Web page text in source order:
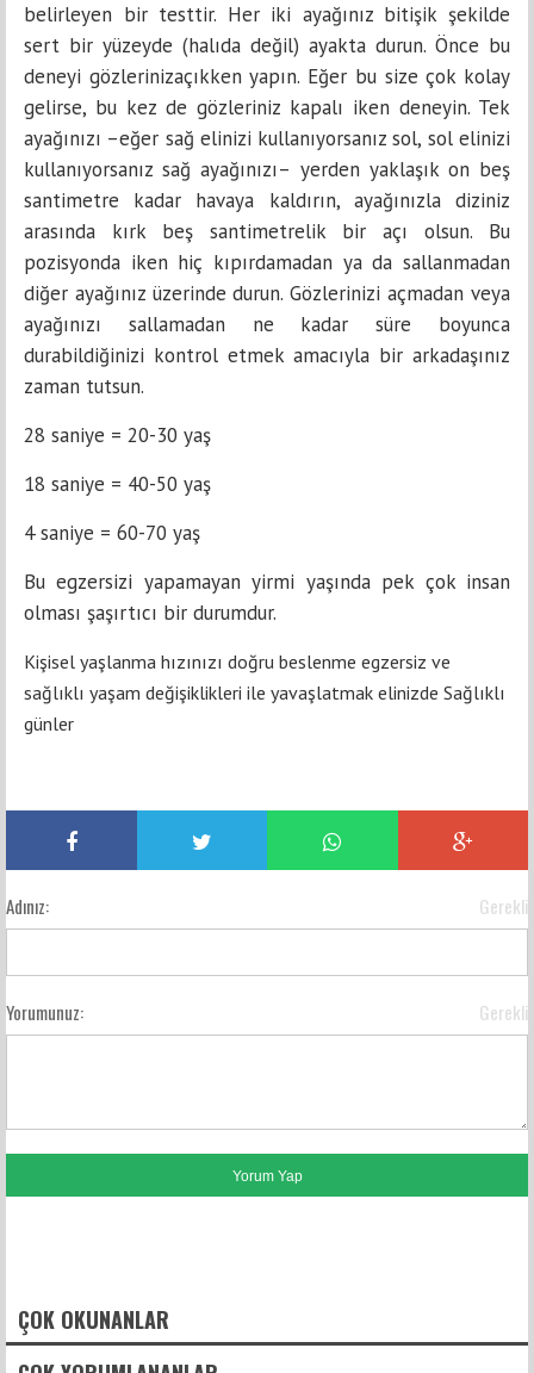
belirleyen bir testtir. Her iki ayağınız bitişik şekilde
sert bir yüzeyde (halıda değil) ayakta durun. Önce bu
deneyi gözlerinizaçıkken yapın. Eğer bu size çok kolay
gelirse, bu kez de gözleriniz kapalı iken deneyin. Tek
ayağınızı –eğer sağ elinizi kullanıyorsanız sol, sol elinizi
kullanıyorsanız sağ ayağınızı– yerden yaklaşık on beş
santimetre kadar havaya kaldırın, ayağınızla diziniz
arasında kırk beş santimetrelik bir açı olsun. Bu
pozisyonda iken hiç kıpırdamadan ya da sallanmadan
diğer ayağınız üzerinde durun. Gözlerinizi açmadan veya
ayağınızı sallamadan ne kadar süre boyunca
durabildiğinizi kontrol etmek amacıyla bir arkadaşınız
zaman tutsun.
28 saniye = 20-30 yaş
18 saniye = 40-50 yaş
4 saniye = 60-70 yaş
Bu egzersizi yapamayan yirmi yaşında pek çok insan
olması şaşırtıcı bir durumdur.
Kişisel yaşlanma hızınızı doğru beslenme egzersiz ve
sağlıklı yaşam değişiklikleri ile yavaşlatmak elinizde Sağlıklı
günler
Adınız: Gerekli
Yorumunuz: Gerekli
ÇOK OKUNANLAR